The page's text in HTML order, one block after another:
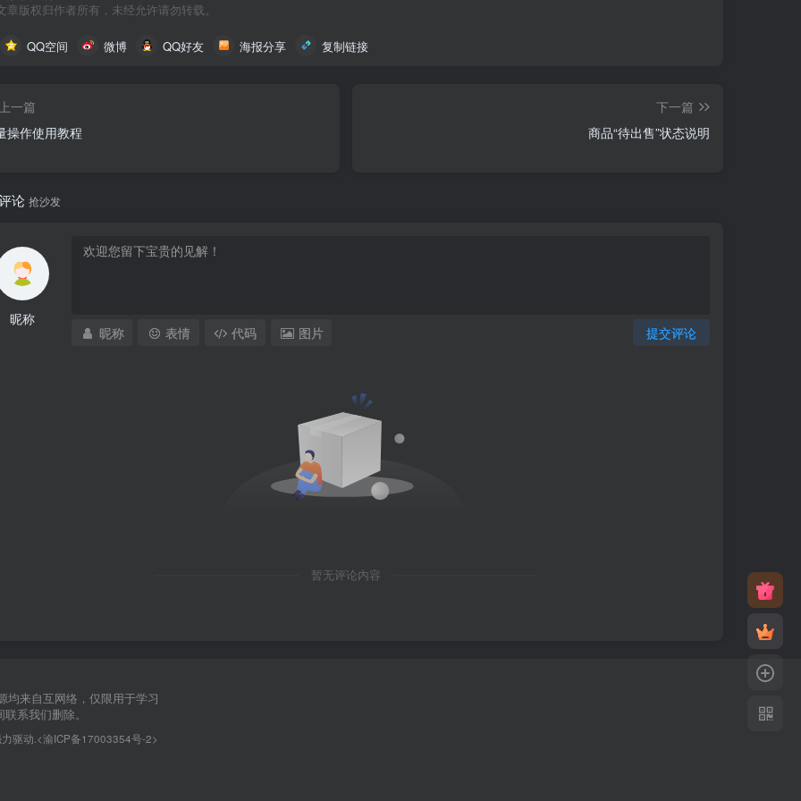
章版权归作者所有，未经允许请勿转载。
QQ空间 微博 QQ好友 海报分享 复制链接
一篇
操作使用教程
下一篇
商品“待出售”状态说明
论 抢沙发
昵称
提交评论
昵称 表情 代码 图片
暂无评论内容
来自互网络，仅限用于学习
系我们删除。
驱动.<渝ICP备17003354号-2>